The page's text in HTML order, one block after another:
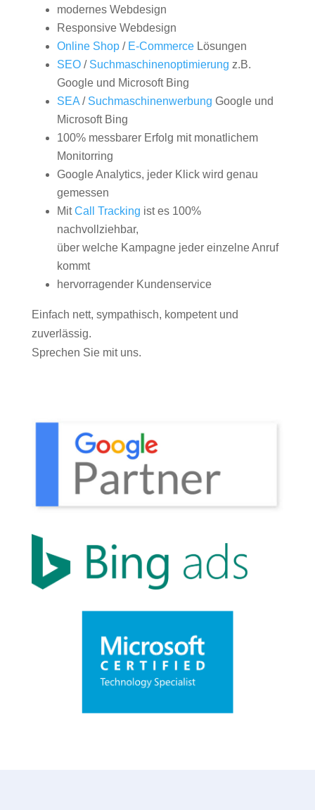
modernes Webdesign
Responsive Webdesign
Online Shop/ E-CommerceLösungen
SEO/ Suchmaschinenoptimierung z.B.
Google und Microsoft Bing
SEA/ Suchmaschinenwerbung Google und
Microsoft Bing
100% messbarer Erfolg mit monatlichem
Monitorring
Google Analytics, jeder Klick wird genau
gemessen
MitCall Tracking ist es 100%
nachvollziehbar,
über welche Kampagne jeder einzelne Anruf
kommt
hervorragender Kundenservice
Einfach nett, sympathisch, kompetent und
zuverlässig.
Sprechen Sie mit uns.